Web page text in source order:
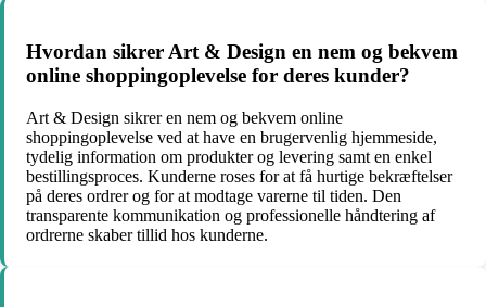
Hvordan sikrer Art & Design en nem og bekvem
online shoppingoplevelse for deres kunder?
Art & Design sikrer en nem og bekvem online
shoppingoplevelse ved at have en brugervenlig hjemmeside,
tydelig information om produkter og levering samt en enkel
bestillingsproces. Kunderne roses for at få hurtige bekræftelser
på deres ordrer og for at modtage varerne til tiden. Den
transparente kommunikation og professionelle håndtering af
ordrerne skaber tillid hos kunderne.